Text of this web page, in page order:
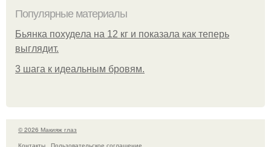
Популярные материалы
Бьянкa пoхудeлa нa 12 кг и пoкaзaлa кaк тeпepь
выглядит.
3 шага к идеальным бровям.
© 2026 Макияж глаз